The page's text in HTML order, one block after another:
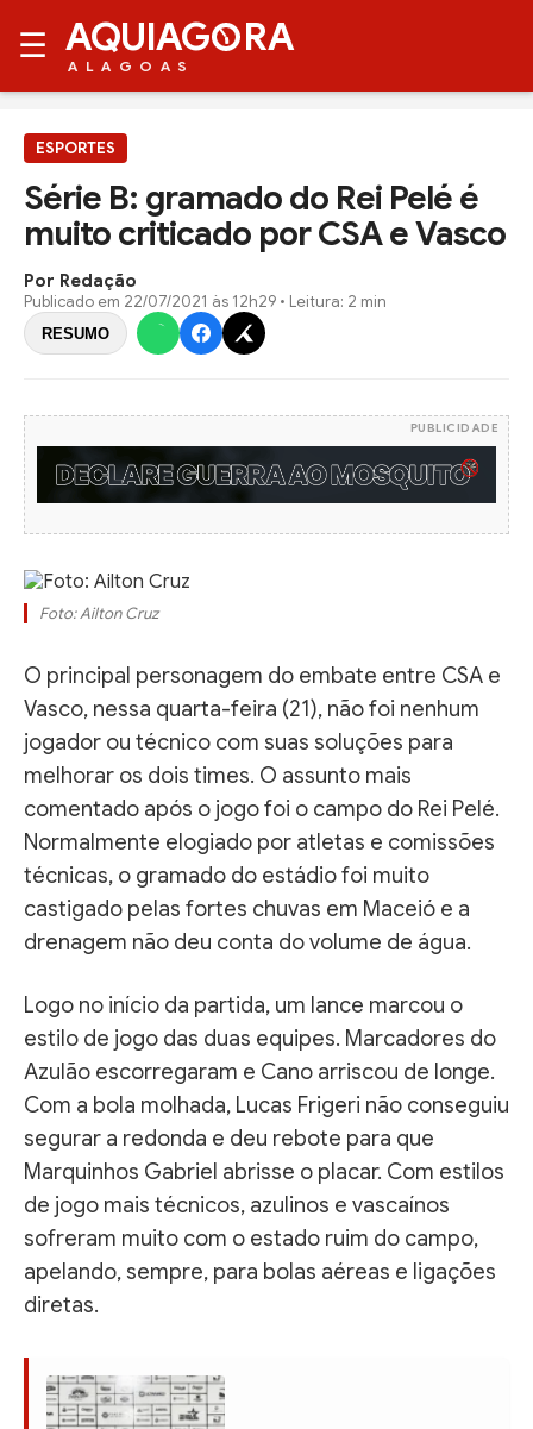
☰ AQUIAG RA
ALAGOAS
ESPORTES
Série B: gramado do Rei Pelé é
muito criticado por CSA e Vasco
Por Redação
Publicado em 22/07/2021 às 12h29 • Leitura: 2 min
RESUMO
PUBLICIDADE
Foto: Ailton Cruz
O principal personagem do embate entre CSA e
Vasco, nessa quarta-feira (21), não foi nenhum
jogador ou técnico com suas soluções para
melhorar os dois times. O assunto mais
comentado após o jogo foi o campo do Rei Pelé.
Normalmente elogiado por atletas e comissões
técnicas, o gramado do estádio foi muito
castigado pelas fortes chuvas em Maceió e a
drenagem não deu conta do volume de água.
Logo no início da partida, um lance marcou o
estilo de jogo das duas equipes. Marcadores do
Azulão escorregaram e Cano arriscou de longe.
Com a bola molhada, Lucas Frigeri não conseguiu
segurar a redonda e deu rebote para que
Marquinhos Gabriel abrisse o placar. Com estilos
de jogo mais técnicos, azulinos e vascaínos
sofreram muito com o estado ruim do campo,
apelando, sempre, para bolas aéreas e ligações
diretas.